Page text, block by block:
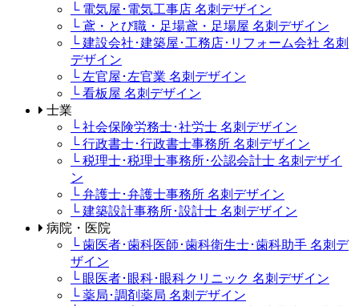
└ 電気屋･電気工事店 名刺デザイン
└ 鳶・とび職・足場鳶・足場屋 名刺デザイン
└ 建設会社･建築屋･工務店･リフォーム会社 名刺
デザイン
└ 左官屋･左官業 名刺デザイン
└ 看板屋 名刺デザイン
士業
└ 社会保険労務士･社労士 名刺デザイン
└ 行政書士･行政書士事務所 名刺デザイン
└ 税理士･税理士事務所･公認会計士 名刺デザイ
ン
└ 弁護士･弁護士事務所 名刺デザイン
└ 建築設計事務所･設計士 名刺デザイン
病院・医院
└ 歯医者･歯科医師･歯科衛生士･歯科助手 名刺デ
ザイン
└ 眼医者･眼科･眼科クリニック 名刺デザイン
└ 薬局･調剤薬局 名刺デザイン